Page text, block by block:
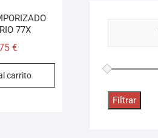
77X
€
carrito
Filtrar